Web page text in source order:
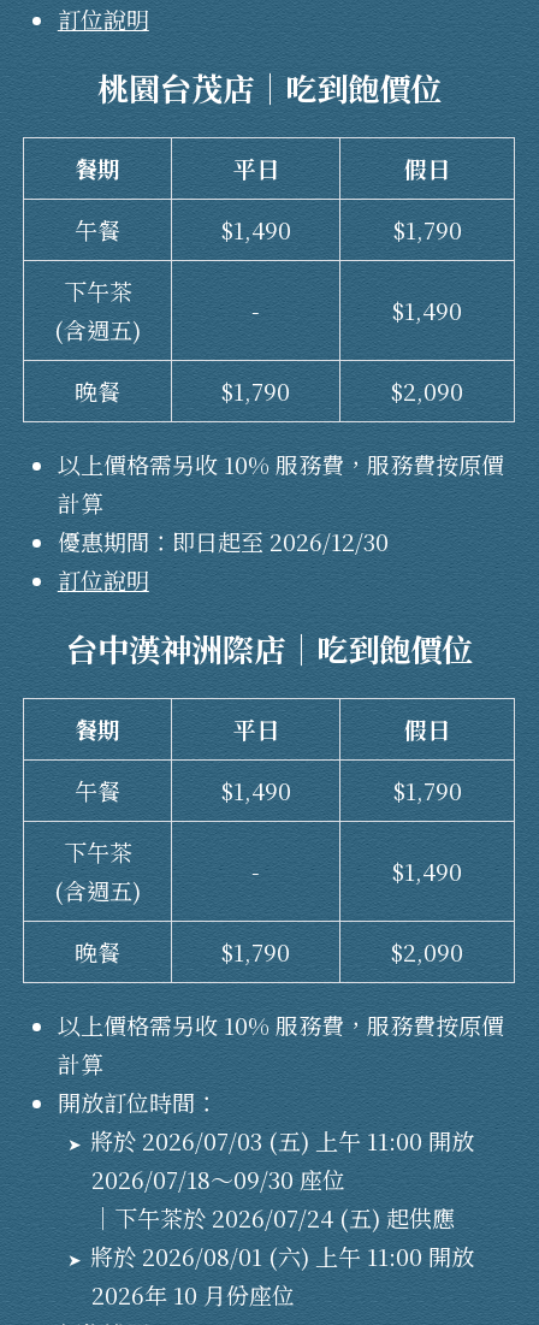
訂位說明
桃園台茂店｜吃到飽價位
餐期 平日
假日
午餐
$1,490
$1,790
下午茶
(含週五)
- $1,490
晚餐 $1,790 $2,090
以上價格需另收 10% 服務費，服務費按原價
計算
優惠期間：即日起至 2026/12/30
訂位說明
台中漢神洲際店｜ 吃到飽價位
餐期 平日
假日
午餐
$1,490
$1,790
下午茶
(含週五)
- $1,490
晚餐 $1,790 $2,090
以上價格需另收 10% 服務費，服務費按原價
計算
開放訂位時間：
將於 2026/07/03 (五) 上午 11:00 開放
2026/07/18～09/30 座位
｜下午茶於 2026/07/24 (五) 起供應
將於 2026/08/01 (六) 上午 11:00 開放
2026年 10 月份座位